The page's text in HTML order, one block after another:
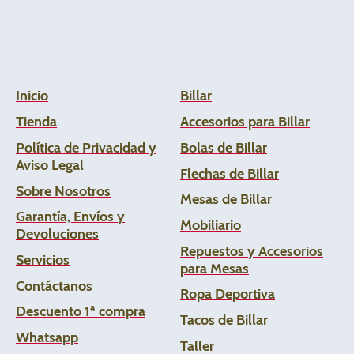
Inicio
Tienda
Política de Privacidad y
Aviso Legal
Sobre Nosotros
Garantía, Envíos y
Devoluciones
Servicios
Contáctanos
Descuento 1ª compra
Whatsapp
Billar
Accesorios para Billar
Bolas de Billar
Flechas de Billar
Mesas de Billar
Mobiliario
Repuestos y Accesorios
para Mesas
Ropa Deportiva
Tacos de Billar
Taller